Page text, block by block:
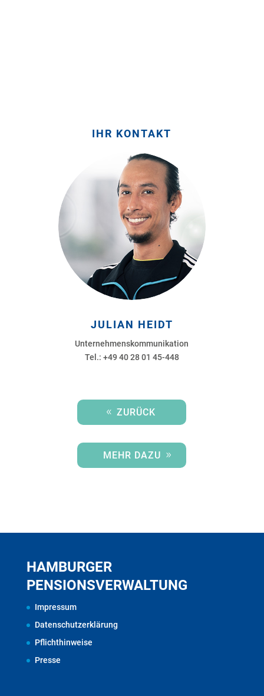
IHR KONTAKT
JULIAN HEIDT
Unternehmenskommunikation
Tel.: +49 40 28 01 45-448
ZURÜCK
MEHR DAZU
HAMBURGER
PENSIONSVERWALTUNG
Impressum
Datenschutzerklärung
Pflichthinweise
Presse